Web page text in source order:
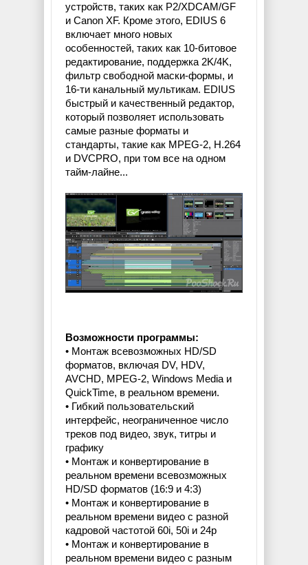
устройств, таких как P2/XDCAM/GF
и Canon XF. Кроме этого, EDIUS 6
включает много новых
особенностей, таких как 10-битовое
редактирование, поддержка 2K/4K,
фильтр свободной маски-формы, и
16-ти канальный мультикам. EDIUS
быстрый и качественный редактор,
который позволяет использовать
самые разные форматы и
стандарты, такие как MPEG-2, H.264
и DVCPRO, при том все на одном
тайм-лайне...
Возможности программы:
• Монтаж всевозможных HD/SD
форматов, включая DV, HDV,
AVCHD, MPEG-2, Windows Media и
QuickTime, в реальном времени.
• Гибкий пользовательский
интерфейс, неограниченное число
треков под видео, звук, титры и
графику
• Монтаж и конвертирование в
реальном времени всевозможных
HD/SD форматов (16:9 и 4:3)
• Монтаж и конвертирование в
реальном времени видео с разной
кадровой частотой 60i, 50i и 24p
• Монтаж и конвертирование в
реальном времени видео с разным